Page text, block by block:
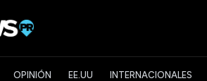
OPINIÓN EE.UU INTERNACIONALES